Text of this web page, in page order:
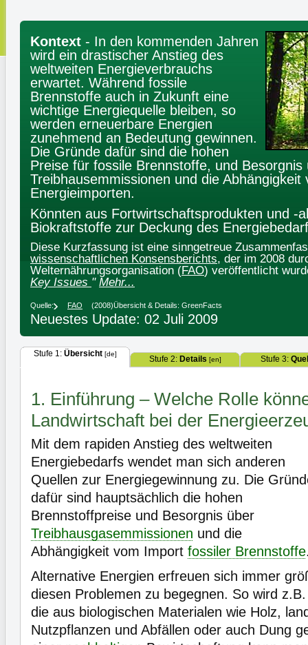
Kontext - In den kommenden Jahren
wird ein drastischer Anstieg des
weltweiten Energieverbrauchs
erwartet. Während fossile
Brennstoffe auch in Zukunft eine
wichtige Energiequelle bleiben, so
werden erneuerbare Energien
zunehmend an Bedeutung gewinnen.
Die Gründe dafür sind die hohen
Preise für fossile Brennstoffe, und Besorgnis
Treibhausemmissionen und die Abhängigkeit
Energieimporten.
Könnten aus Fortwirtschaftsprodukten und -
Biokraftstoffe zur Deckung des
Diese Kurzfassung ist eine sinngetreue
wissenschaftlichen Konsensberichts, der im 2008
Welternährungsorganisation (FAO) veröffentlicht
Key Issues " Mehr...
Quelle: FAO (2008)Übersicht & Details: GreenFacts
Neuestes Update: 02 Juli 2009
Stufe 1: Übersicht[de]
Stufe 2: Details [en] Stufe 3:
1. Einführung – Welche Rolle
Landwirtschaft bei der
Mit dem rapiden Anstieg des weltweiten
Energiebedarfs wendet man sich anderen
Quellen zur Energiegewinnung zu. Die
dafür sind hauptsächlich die hohen
Brennstoffpreise und Besorgnis über
Treibhausgasemmissionen und die
Abhängigkeit vom Import fossiler Brennstoffe
Alternative Energien erfreuen sich immer
diesen Problemen zu begegnen. So wird
die aus biologischen Materialen wie Holz,
Nutzpflanzen und Abfällen oder auch Dung